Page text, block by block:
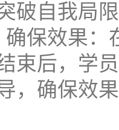
破自我局
保效果
束后，学
，确保效